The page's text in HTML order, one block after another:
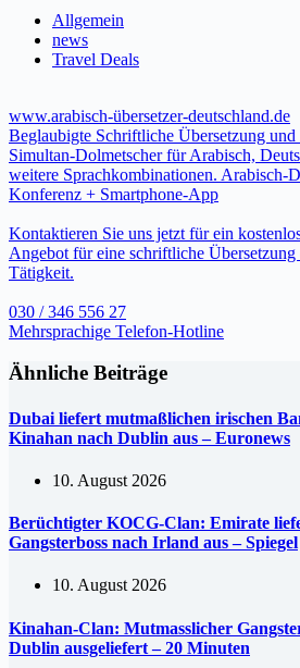
Allgemein
news
Travel Deals
www.arabisch-übersetzer-deutschland.de
Beglaubigte Schriftliche Übersetzung
Simultan-Dolmetscher für Arabisch,
weitere Sprachkombinationen. Arabisch-
Konferenz + Smartphone-App
Kontaktieren Sie uns jetzt für ein
Angebot für eine schriftliche
Tätigkeit.
030 / 346 556 27
Mehrsprachige Telefon-Hotline
Ähnliche Beiträge
Dubai liefert mutmaßlichen irischen
Kinahan nach Dublin aus – Euronews
10. August 2026
Berüchtigter KOCG-Clan: Emirate
Gangsterboss nach Irland aus – Spiegel
10. August 2026
Kinahan-Clan: Mutmasslicher
Dublin ausgeliefert – 20 Minuten